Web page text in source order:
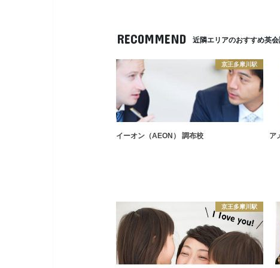
RECOMMEND 近隣エリアのおすすめ英
京王多摩川駅
イーオン（AEON） 調布校 ア
京王多摩川駅